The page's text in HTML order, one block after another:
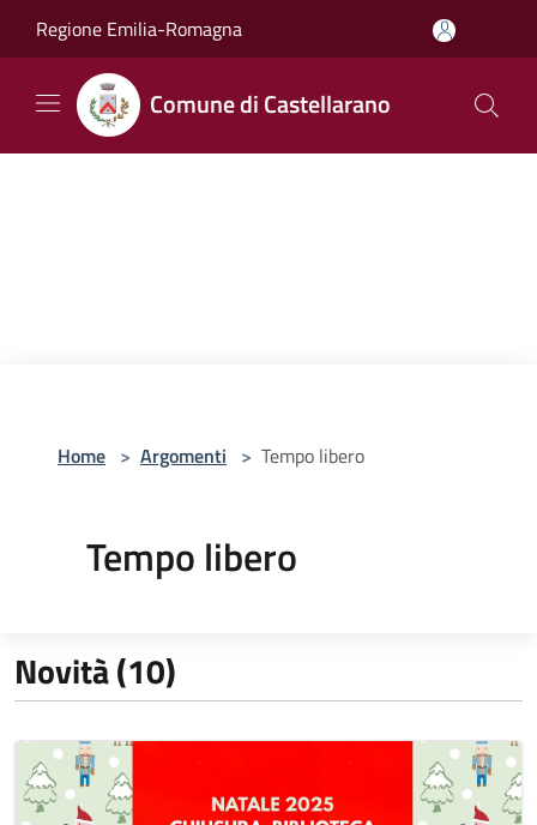
Regione Emilia-Romagna
Comune di Castellarano
Home > Argomenti > Tempo libero
Tempo libero
Novità (10)